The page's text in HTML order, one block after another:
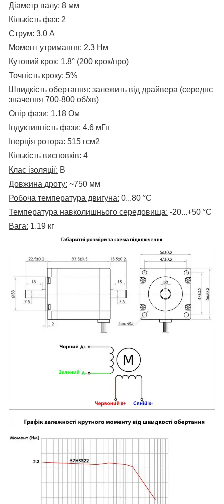
Діаметр валу: 8 мм
Кількість фаз: 2
Струм: 3.0 А
Момент утримання: 2.3 Нм
Кутовий крок: 1.8° (200 крок/про)
Точність кроку: 5%
Швидкість обертання: залежить від драйвера (середнє
значення 700-800 об/хв)
Опір фази: 1.18 Ом
Індуктивність фази: 4.6 мГн
Інерція ротора: 515 гсм2
Кількість висновків: 4
Клас ізоляції: В
Довжина дроту: ~750 мм
Робоча температура двигуна: 0...80 °C
Температура навколишнього середовища: -20...+50 °C
Вага: 1.19 кг